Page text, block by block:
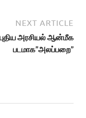
NEXT ARTICLE
புதிய அரசியல் ஆன்மீக
படமாக”அலப்பறை”